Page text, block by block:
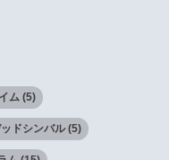
ム (5)
ドシンバル(5)